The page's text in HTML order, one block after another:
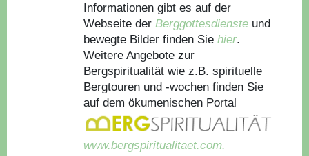
Informationen gibt es auf der
Webseite derBerggottesdienste und
bewegte Bilder finden Sie hier.
Weitere Angebote zur
Bergspiritualität wie z.B. spirituelle
Bergtouren und -wochen finden Sie
auf dem ökumenischen Portal
www.bergspiritualitaet.com.